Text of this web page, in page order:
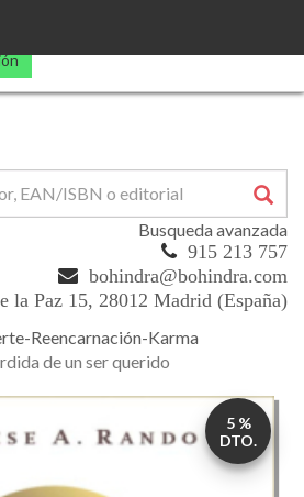
bohindra@bohindra.com
la Paz 15, 28012 Madrid (España)
Reencarnación-Karma
de un ser querido